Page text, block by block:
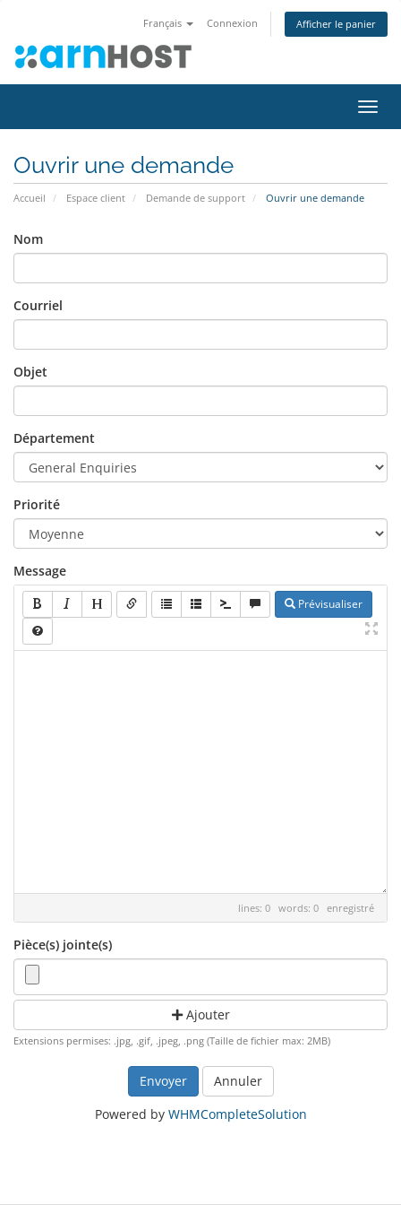
Français Connexion Afficher le panier
la
Ouvrir une demande
Accueil Espace client Demande de support Ouvrir une demande
Nom
Courriel
Objet
Département
Priorité
Message
Prévisualiser
lines: 0 words: 0 enregistré
Pièce(s) jointe(s)
Ajouter
Extensions permises: .jpg, .gif, .jpeg, .png (Taille de fichier max: 2MB)
Annuler
Powered by WHMCompleteSolution